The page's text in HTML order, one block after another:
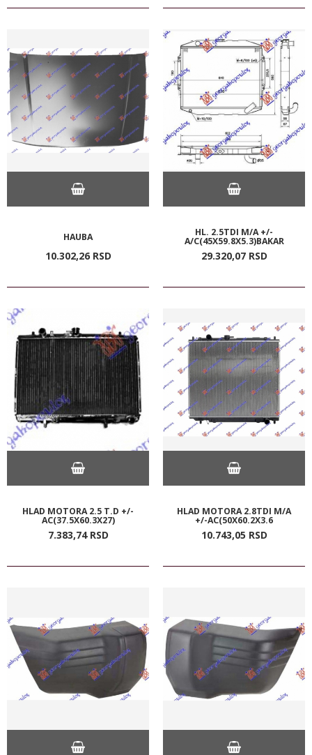
HAUBA
10.302,26 RSD
HL. 2.5TDI M/A +/-
A/C(45X59.8X5.3)BAKAR
29.320,07 RSD
HLAD MOTORA 2.5 T.D +/-
AC(37.5X60.3X27)
7.383,74 RSD
HLAD MOTORA 2.8TDI M/A
+/-AC(50X60.2X3.6
10.743,05 RSD